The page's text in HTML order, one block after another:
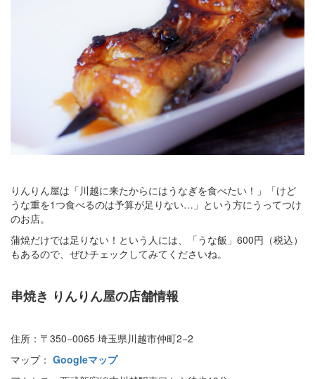
りんりん屋は「川越に来たからにはうなぎを食べたい！」「けど
うな重を1つ食べるのは予算が足りない…」という方にうってつけ
のお店。
蒲焼だけでは足りない！という人には、「うな飯」600円（税込）
もあるので、ぜひチェックしてみてくださいね。
串焼き りんりん屋の店舗情報
住所：〒350−0065 埼玉県川越市仲町2−2
マップ： Googleマップ